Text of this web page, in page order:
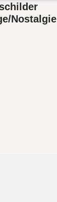
Nostalgie